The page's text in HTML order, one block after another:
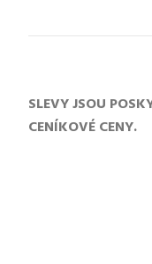
SLEVY JSOU
CENÍKOVÉ CENY.